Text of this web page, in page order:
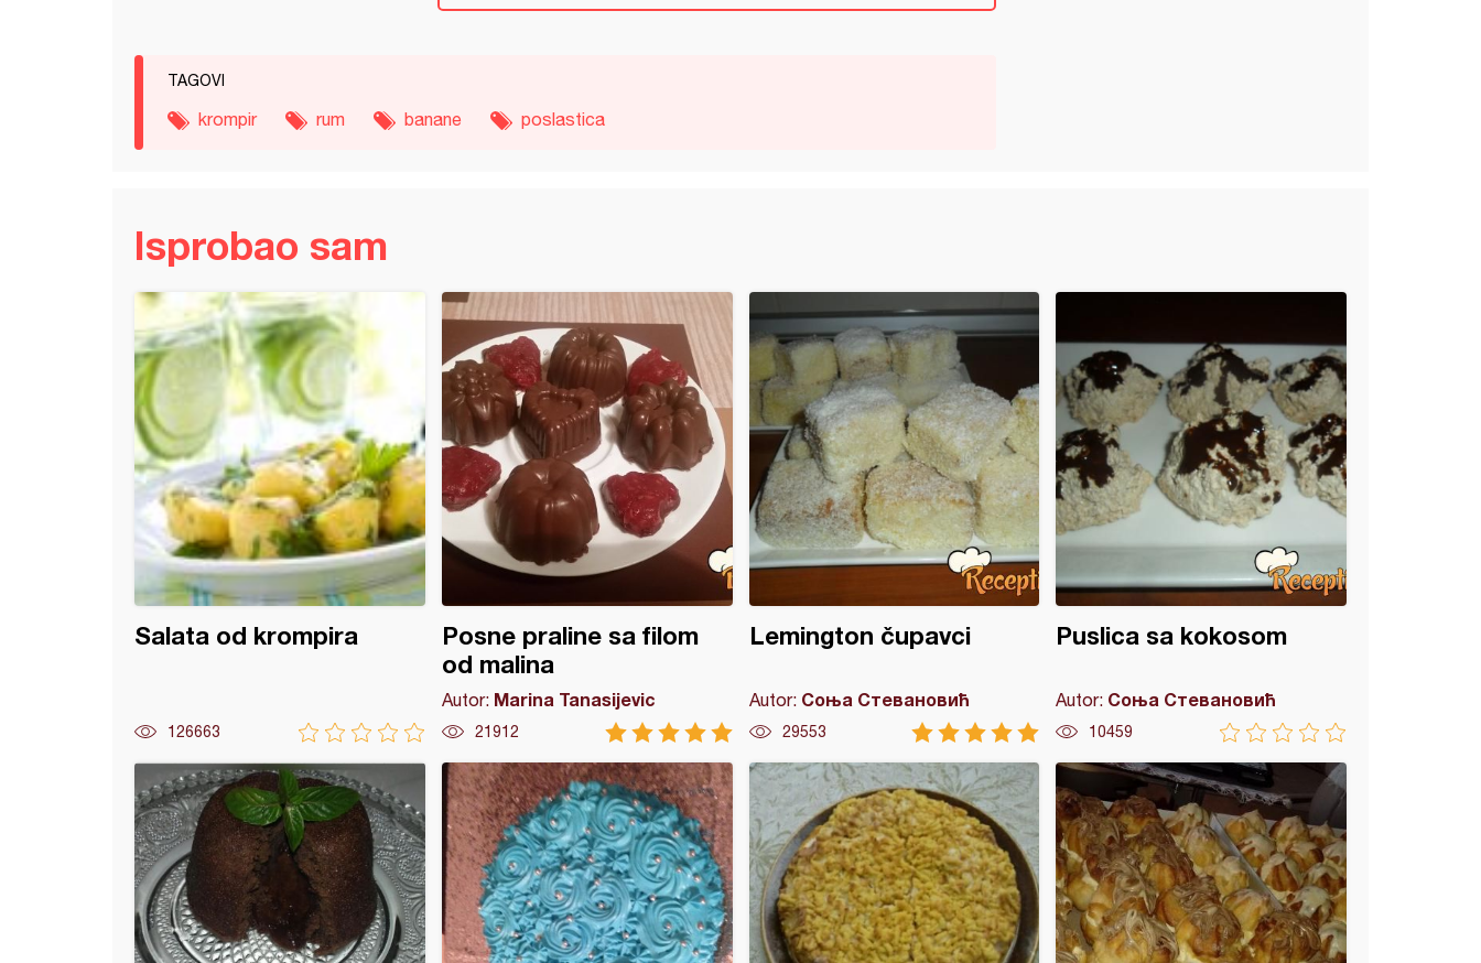
TAGOVI
krompir rum banane poslastica
Isprobao sam
Salata od krompira
126663
Posne praline sa filom
od malina
Autor: Marina Tanasijevic
21912
Lemington čupavci
Autor: Соња Стевановић
29553
Puslica sa kokosom
Autor: Соња Стевановић
10459